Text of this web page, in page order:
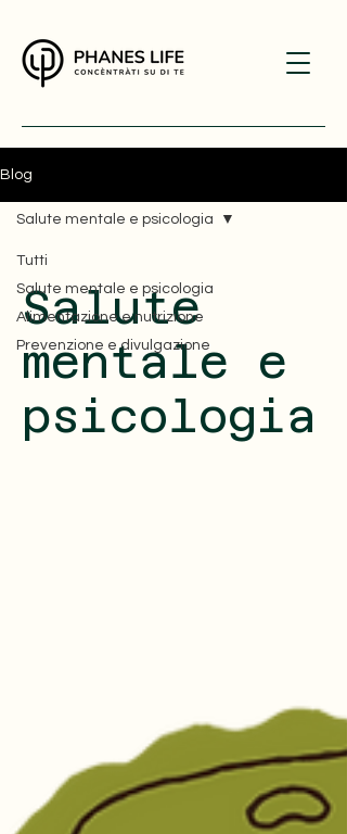
Blog
Tutti
Salute mentale e psicologia
Alimentazione e nutrizione
Prevenzione e divulgazione
Salute mentale e psicologia
Salute
mentale e
psicologia